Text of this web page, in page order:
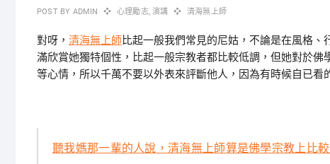
POST BY ADMIN 心理勵志,演講 清海無上師
對呀， 清海無上師比起一般我們常見的尼姑，不論是在風格
滿欣賞她獨特個性，比起一般宗教者都比較低調，但她對於
等心情，所以千萬不要以外表來評斷他人，因為有時候自已看
聽我媽那一輩的人說，清海無上師算是佛學宗教上比